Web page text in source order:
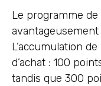
Le programme
L’accumulation
d’achat : 100
tandis que 300